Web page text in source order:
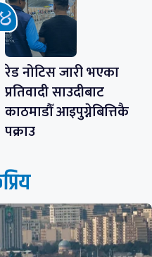
रेड नोटिस जारी भएका
प्रतिवादी साउदीबाट
काठमाडौँ आइपुग्नेबित्तिकै
पक्राउ